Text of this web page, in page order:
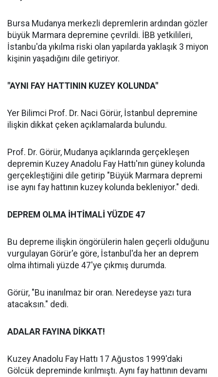
Bursa Mudanya merkezli depremlerin ardından gözler
büyük Marmara depremine çevrildi. İBB yetkilileri,
İstanbu'da yıkılma riski olan yapılarda yaklaşık 3 miyon
kişinin yaşadığını dile getiriyor.
"AYNI FAY HATTININ KUZEY KOLUNDA"
Yer Bilimci Prof. Dr. Naci Görür, İstanbul depremine
ilişkin dikkat çeken açıklamalarda bulundu.
Prof. Dr. Görür, Mudanya açıklarında gerçekleşen
depremin Kuzey Anadolu Fay Hattı'nın güney kolunda
gerçekleştiğini dile getirip "Büyük Marmara depremi
ise aynı fay hattının kuzey kolunda bekleniyor." dedi.
DEPREM OLMA İHTİMALİ YÜZDE 47
Bu depreme ilişkin öngörülerin halen geçerli olduğunu
vurgulayan Görür'e göre, İstanbul'da her an deprem
olma ihtimali yüzde 47'ye çıkmış durumda.
Görür, "Bu inanılmaz bir oran. Neredeyse yazı tura
atacaksın." dedi.
ADALAR FAYINA DİKKAT!
Kuzey Anadolu Fay Hattı 17 Ağustos 1999'daki
Gölcük depreminde kırılmıştı. Aynı fay hattının devamı